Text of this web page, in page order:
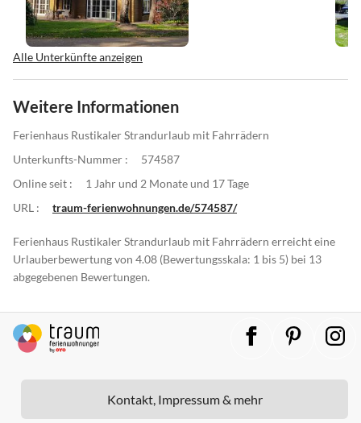
Alle Unterkünfte anzeigen
Weitere Informationen
Ferienhaus Rustikaler Strandurlaub mit Fahrrädern
Unterkunfts-Nummer :
574587
Online seit :
1 Jahr und 2 Monate und 17 Tage
URL :
traum-ferienwohnungen.de/574587/
Ferienhaus Rustikaler Strandurlaub mit Fahrrädern erreicht eine
Urlauberbewertung von 4.08 (Bewertungsskala: 1 bis 5) bei 13
abgegebenen Bewertungen.
Kontakt, Impressum & mehr